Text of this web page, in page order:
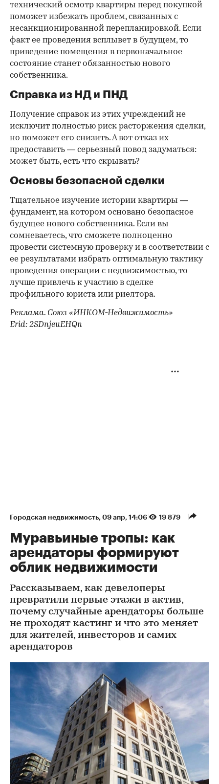
технический осмотр квартиры перед покупкой
поможет избежать проблем, связанных с
несанкционированной перепланировкой. Если
факт ее проведения всплывет в будущем, то
приведение помещения в первоначальное
состояние станет обязанностью нового
собственника.
Справка из НД и ПНД
Получение справок из этих учреждений не
исключит полностью риск расторжения сделки,
но поможет его снизить. А вот отказ их
предоставить — серьезный повод задуматься:
может быть, есть что скрывать?
Основы безопасной сделки
Тщательное изучение истории квартиры —
фундамент, на котором основано безопасное
будущее нового собственника. Если вы
сомневаетесь, что сможете полноценно
провести системную проверку и в соответствии с
ее результатами избрать оптимальную тактику
проведения операции с недвижимостью, то
лучше привлечь к участию в сделке
профильного юриста или риелтора.
Реклама. Союз «ИНКОМ-Недвижимость»
Erid: 2SDnjeuEHQn
Городская недвижимость 09 апр, 14:06 19 879
Муравьиные тропы: как
арендаторы формируют
облик недвижимости
Рассказываем, как девелоперы
превратили первые этажи в актив,
почему случайные арендаторы больше
не проходят кастинг и что это меняет
для жителей, инвесторов и самих
арендаторов